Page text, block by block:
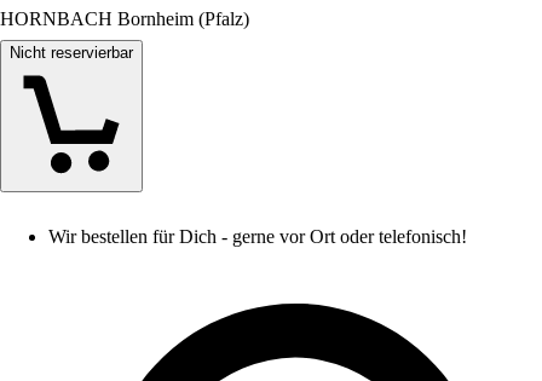
HORNBACH Bornheim (Pfalz)
Nicht reservierbar
Wir bestellen für Dich - gerne vor Ort oder telefonisch!